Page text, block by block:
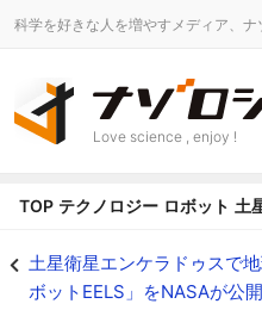
科学を好きな人を増やすメディア、ナ
Love science , enjoy !
TOP テクノロジー ロボット 土
土星衛星エンケラドゥスで
ボットEELS」をNASAが公開